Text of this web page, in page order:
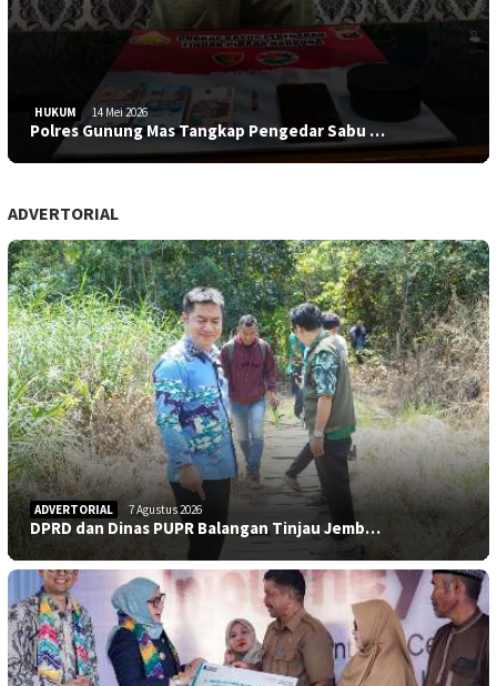
HUKUM 14 Mei 2026
Polres Gunung Mas Tangkap Pengedar Sabu …
ADVERTORIAL
ADVERTORIAL 7 Agustus 2026
DPRD dan Dinas PUPR Balangan Tinjau Jemb…